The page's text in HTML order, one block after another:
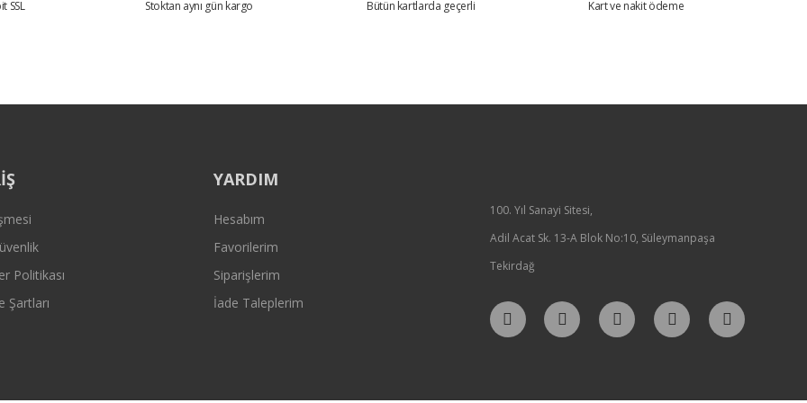
Gönder
SSL Stoktan aynı gün kargo Bütün kartlarda geçerli Kart ve nakit ödeme
Politikası
Şartları
YARDIM
Hesabım
Favorilerim
Siparişlerim
İade Taleplerim
100. Yıl Sanayi Sitesi,
Adil Acat Sk. 13-A Blok No:10, Süleymanpaşa
Tekirdağ